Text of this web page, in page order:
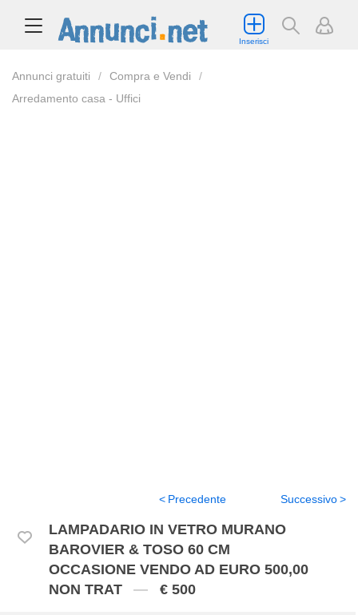
Inserisci
Annunci gratuiti
Compra e Vendi
Arredamento casa - Uffici
LAMPADARIO IN VETRO MURANO
BAROVIER & TOSO 60 CM
OCCASIONE VENDO AD EURO 500,00
NON TRAT
€ 500
Precedente Successivo